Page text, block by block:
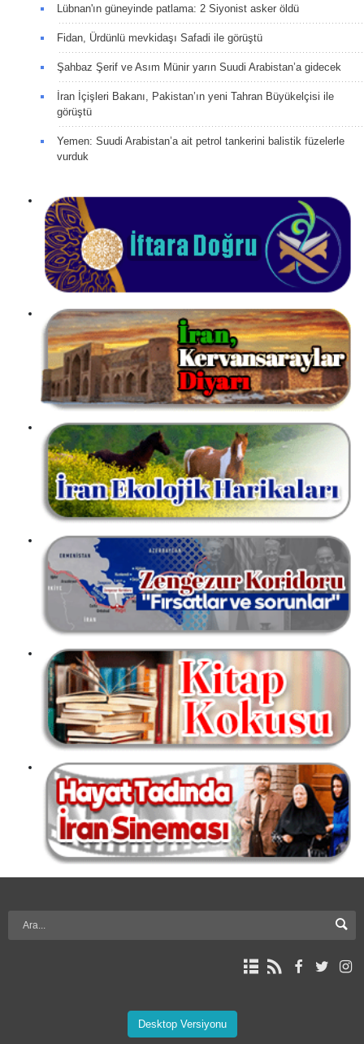
Lübnan'ın güneyinde patlama: 2 Siyonist asker öldü
Fidan, Ürdünlü mevkidaşı Safadi ile görüştü
Şahbaz Şerif ve Asım Münir yarın Suudi Arabistan’a gidecek
İran İçişleri Bakanı, Pakistan’ın yeni Tahran Büyükelçisi ile
görüştü
Yemen: Suudi Arabistan’a ait petrol tankerini balistik füzelerle
vurduk
Desktop Versiyonu